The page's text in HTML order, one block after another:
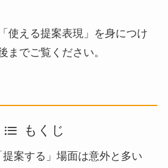
使える提案表現」を身につけ
までご覧ください。
もくじ
提案する」場面は意外と多い